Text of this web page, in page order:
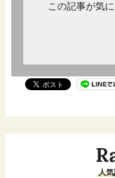
この記事が気
人